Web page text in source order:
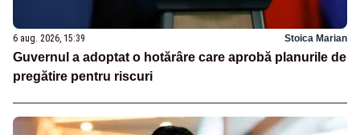
6 aug. 2026, 15:39 Stoica Marian
Guvernul a adoptat o hotărâre care aprobă planurile de
pregătire pentru riscuri